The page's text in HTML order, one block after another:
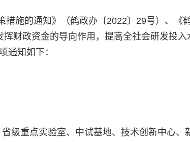
施的通知》（鹤政办〔2022〕29号）、《
财政资金的导向作用，提高全社会研发投入
通知如下：
级重点实验室、中试基地、技术创新中心、